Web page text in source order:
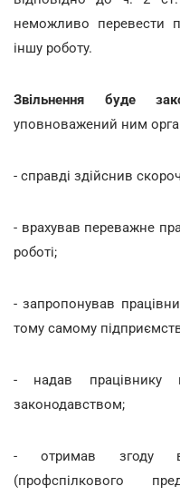
неможливо перевести
іншу роботу.
Звільнення буде
уповноважений ним
- справді здійснив
- врахував переважне
роботі;
- запропонував
тому самому
- надав працівнику
законодавством;
- отримав згоду
(профспілкового